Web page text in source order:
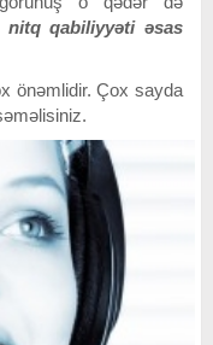
nitq qabiliyyəti əsas
önəmlidir. Çox sayda